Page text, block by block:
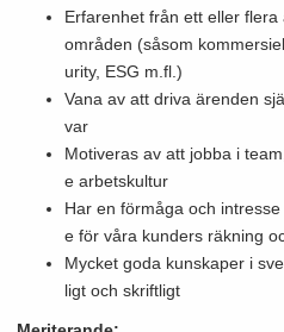
Erfarenhet från ett eller
områden (såsom
urity, ESG m.fl.)
Vana av att driva ärenden
var
Motiveras av att jobba i
e arbetskultur
Har en förmåga och
e för våra kunders räkning
Mycket goda kunskaper i
ligt och skriftligt